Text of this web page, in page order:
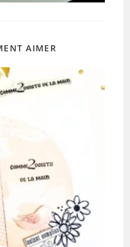
AIMER